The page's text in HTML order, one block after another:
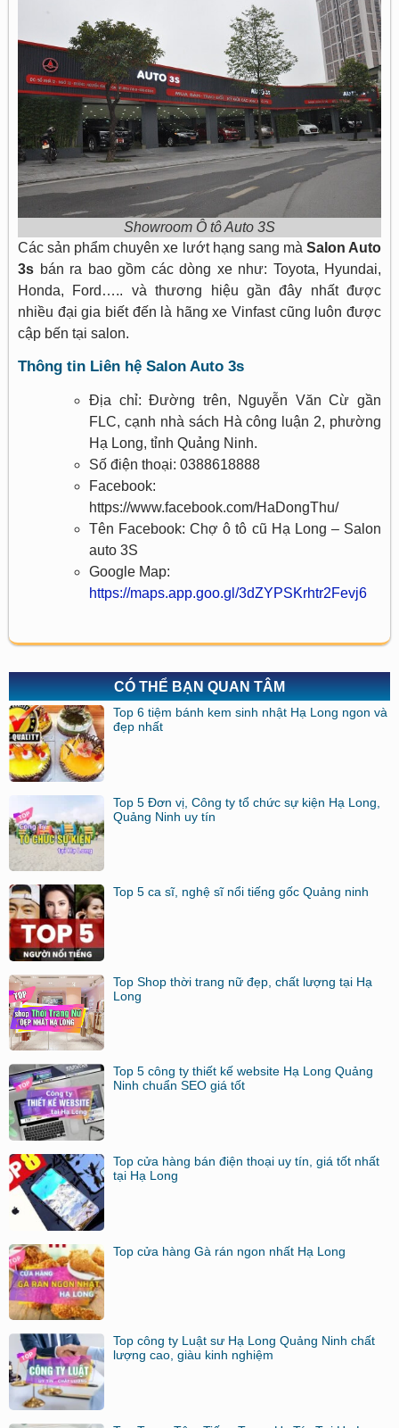
Showroom Ô tô Auto 3S
Các sản phẩm chuyên xe lướt hạng sang mà Salon Auto
3s bán ra bao gồm các dòng xe như: Toyota, Hyundai,
Honda, Ford….. và thương hiệu gần đây nhất được
nhiều đại gia biết đến là hãng xe Vinfast cũng luôn được
cập bến tại salon.
Thông tin Liên hệ Salon Auto 3s
Địa chỉ: Đường trên, Nguyễn Văn Cừ gần
FLC, cạnh nhà sách Hà công luận 2, phường
Hạ Long, tỉnh Quảng Ninh.
Số điện thoại: 0388618888
Facebook:
https://www.facebook.com/HaDongThu/
Tên Facebook: Chợ ô tô cũ Hạ Long – Salon
auto 3S
Google Map:
https://maps.app.goo.gl/3dZYPSKrhtr2Fevj6
CÓ THỂ BẠN QUAN TÂM
Top 6 tiệm bánh kem sinh nhật Hạ Long ngon và
đẹp nhất
Top 5 Đơn vị, Công ty tổ chức sự kiện Hạ Long,
Quảng Ninh uy tín
Top 5 ca sĩ, nghệ sĩ nổi tiếng gốc Quảng ninh
Top Shop thời trang nữ đẹp, chất lượng tại Hạ
Long
Top 5 công ty thiết kế website Hạ Long Quảng
Ninh chuẩn SEO giá tốt
Top cửa hàng bán điện thoại uy tín, giá tốt nhất
tại Hạ Long
Top cửa hàng Gà rán ngon nhất Hạ Long
Top công ty Luật sư Hạ Long Quảng Ninh chất
lượng cao, giàu kinh nghiệm